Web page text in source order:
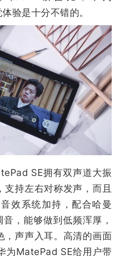
验是十分不错的。
SE拥有双声道大振
支持左右对称发声，而且
效系统加持，配合哈曼
，能够做到低频浑厚，
，声声入耳。高清的画面
为MatePad SE给用户带